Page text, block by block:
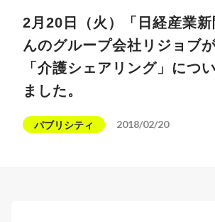
2月20日（火）「日経産業
んのグループ会社リジョブ
「介護シェアリング」につ
ました。
パブリシティ 2018/02/20